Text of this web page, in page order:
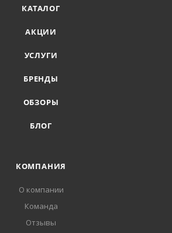
КАТАЛОГ
АКЦИИ
УСЛУГИ
БРЕНДЫ
ОБЗОРЫ
БЛОГ
КОМПАНИЯ
О компании
Команда
Отзывы